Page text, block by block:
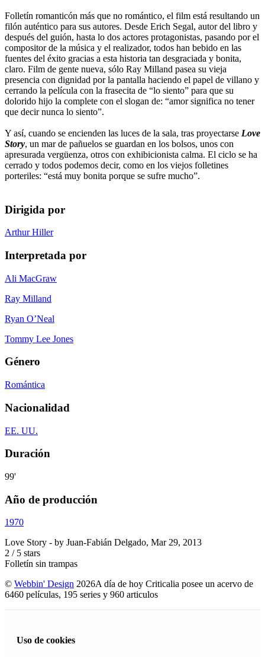
Folletín romanticón más que no romántico, el film está resultando un
filón auténtico para sus autores. Desde Erich Segal, autor del libro y
después del guión, hasta lo dos actores protagonistas, pasando por el
compositor de la música y el realizador, todos han bebido en las
fuentes del éxito gracias a esta historia tan desgraciada y bonita,
claro. Film de gente nueva, sólo Ray Milland pasea su vieja
presencia con dignidad por la pantalla haciendo el papel de villano y
cerrando la película con la frasecita de “lo siento” para que su
dolorido hijo la complete con el slogan de: “amor significa no tener
que decir nunca lo siento”.
Y así, cuando se encienden las luces de la sala, tras proyectarse Love
Story, un mar de pañuelos se guardan en los bolsos, unos con
apresurada vergüenza, otros con exhibicionista calma. El ciclo se ha
cerrado y todos podemos decir, como en los viejos folletines
porteriles: “está muy bonita porque se sufre mucho”.
Dirigida por
Arthur Hiller
Interpretada por
Ali MacGraw
Ray Milland
Ryan O’Neal
Tommy Lee Jones
Género
Romántica
Nacionalidad
EE. UU.
Duración
99'
Año de producción
1970
Love Story - by Juan-Fabián Delgado, Mar 29, 2013
2 / 5 stars
Folletín sin trampas
© Webbin' Design 2026A día de hoy Criticalia posee un acervo de
6460 películas, 195 series y 960 articulos
Uso de cookies